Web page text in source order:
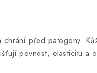
před patogeny.
pevnost, elasticitu a